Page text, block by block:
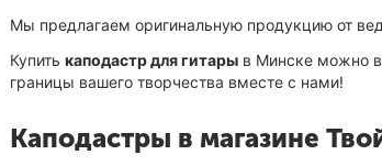
Мы предлагаем оригинальную продукцию от
Купить каподастр для гитары в Минске можно в
границы вашего творчества вместе с нами!
Каподастры в магазине